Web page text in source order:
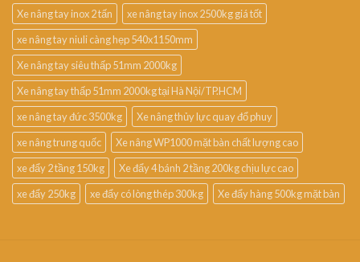
Xe nâng tay inox 2 tấn
xe nâng tay inox 2500kg giá tốt
xe nâng tay niuli càng hẹp 540x1150mm
Xe nâng tay siêu thấp 51mm 2000kg
Xe nâng tay thấp 51mm 2000kg tại Hà Nội/TP.HCM
xe nâng tay đức 3500kg
Xe nâng thủy lực quay đổ phuy
xe nâng trung quốc
Xe nâng WP1000 mặt bàn chất lượng cao
xe đẩy 2 tầng 150kg
Xe đẩy 4 bánh 2 tầng 200kg chịu lực cao
xe đẩy 250kg
xe đẩy có lòng thép 300kg Xe đẩy hàng 500kg mặt bàn